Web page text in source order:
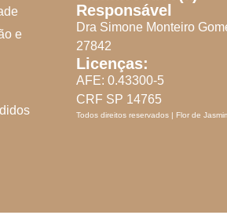
e
Responsável
Dra Simone Monteiro
27842
Licenças:
AFE: 0.43300-5
CRF SP 14765
Todos direitos reservados | Flor de